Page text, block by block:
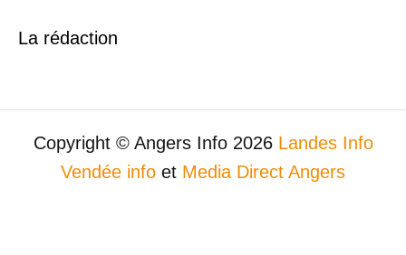
La rédaction
Copyright © Angers Info 2026 Landes Info
Vendée info et Media Direct Angers